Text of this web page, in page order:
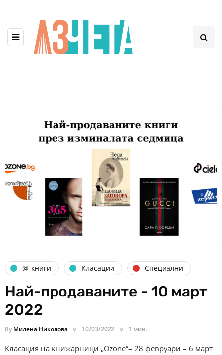
@-книги Класации Специални
Най-продаваните - 10 март
2022
By Милена Николова 10/03/2022 1 мин.
Класация на книжарници „Ozone“– 28 февруари – 6 март